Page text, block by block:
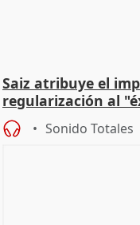
Saiz atribuye el
regularización al
Sonido Totales